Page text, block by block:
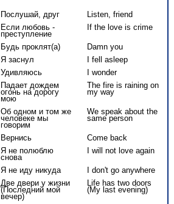
Послушай, друг
Listen, friend
Если любовь -
преступление
If the love is crime
Будь проклят(а)
Damn you
Я заснул
I fell asleep
Удивляюсь
I wonder
Падает дождем
огонь на дорогу
мою
The fire is raining on
my way
Об одном и том же
человеке мы
говорим
We speak about the
same person
Вернись
Come back
Я не полюблю
снова
I will not love again
Я не иду никуда
I don't go anywhere
Две двери у жизни
(Последний мой
вечер)
Life has two doors
(My last evening)